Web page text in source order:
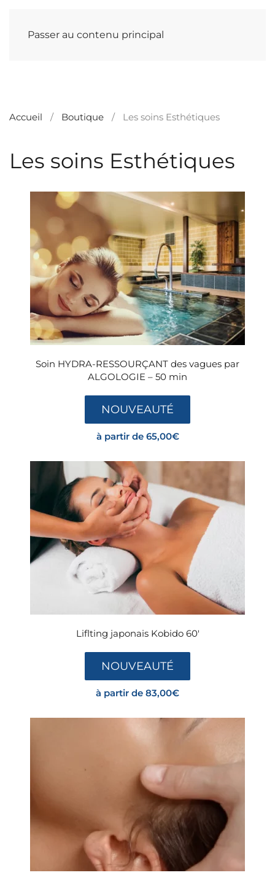
Passer au contenu principal
Accueil Boutique Les soins Esthétiques
Les soins Esthétiques
Soin HYDRA-RESSOURÇANT des vagues par
ALGOLOGIE – 50 min
NOUVEAUTÉ
à partir de 65,00€
Liflting japonais Kobido 60′
NOUVEAUTÉ
à partir de 83,00€